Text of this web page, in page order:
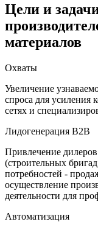
Цели и
материалов
Охваты
Увеличение
спроса для усиления
сетях и
Лидогенерация B2B
Привлечение
(строительных
потребностей -
осуществление
деятельности для
Автоматизация